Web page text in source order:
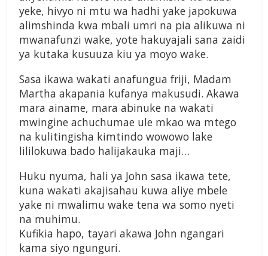
yeke, hivyo ni mtu wa hadhi yake japokuwa
alimshinda kwa mbali umri na pia alikuwa ni
mwanafunzi wake, yote hakuyajali sana zaidi
ya kutaka kusuuza kiu ya moyo wake.
Sasa ikawa wakati anafungua friji, Madam
Martha akapania kufanya makusudi. Akawa
mara ainame, mara abinuke na wakati
mwingine achuchumae ule mkao wa mtego
na kulitingisha kimtindo wowowo lake
lililokuwa bado halijakauka maji…
Huku nyuma, hali ya John sasa ikawa tete,
kuna wakati akajisahau kuwa aliye mbele
yake ni mwalimu wake tena wa somo nyeti
na muhimu.
Kufikia hapo, tayari akawa John ngangari
kama siyo ngunguri.